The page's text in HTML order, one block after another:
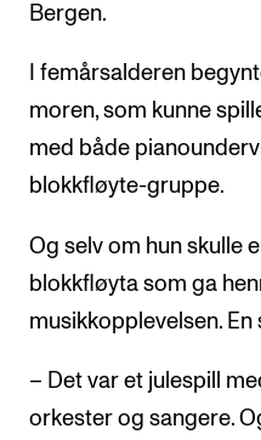
Bergen.
I femårsalderen
moren, som kunne
med både
blokkfløyte-gruppe.
Og selv om hun skulle
blokkfløyta som ga
musikkopplevelsen.
– Det var et julespill
orkester og sangere.